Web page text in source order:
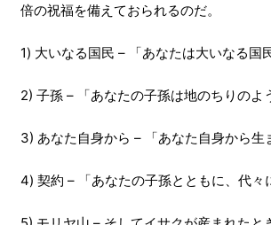
倍の祝福を備えておられるのだ。
1) 大いなる国民 – 「あなたは大いなる国
2) 子孫 – 「あなたの子孫は地のちりのよ
3) あなた自身から – 「あなた自身から生
4) 契約 – 「あなたの子孫とともに、代々